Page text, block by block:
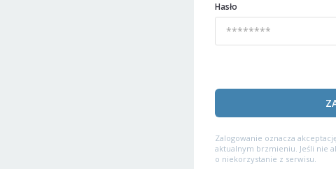
Hasło
Zalogowanie oznacza
aktualnym brzmieniu. Jeśli nie
o niekorzystanie z serwisu.